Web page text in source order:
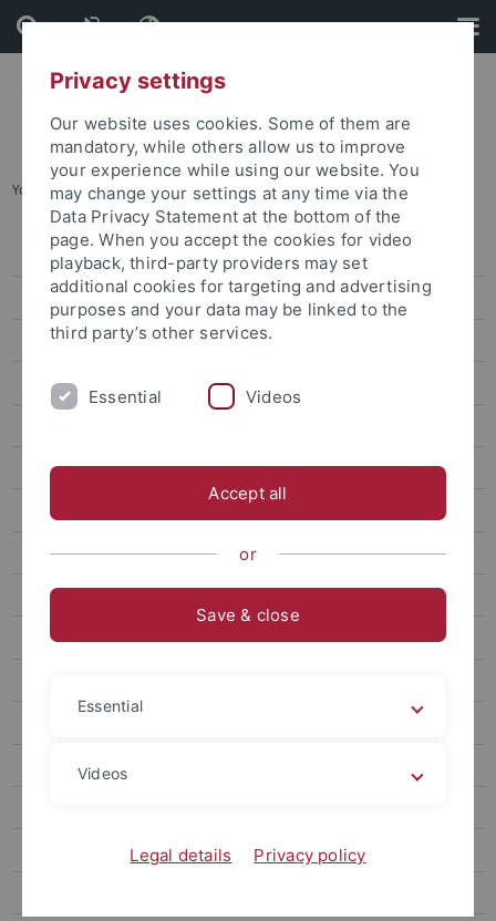
Skip
to
content
Skip
to
footer
You are here: Startseite ... Partneruniversitäten
Wege ins Ausland
Internationaler Tag 2026
Erasmus+
Außereuropäischer Austausch
Lateinamerika
Asien
Zentralasien, Kaukasus und Israel
Erfahrungsberichte
Privacy settings
Our website uses cookies. Some of them are
mandatory, while others allow us to improve
your experience while using our website. You
may change your settings at any time via the
Data Privacy Statement at the bottom of the
page. When you accept the cookies for video
playback, third-party providers may set
additional cookies for targeting and advertising
purposes and your data may be linked to the
third party’s other services.
Essential Videos
Accept all
or
Save & close
Essential
Videos
Legal details Privacy policy